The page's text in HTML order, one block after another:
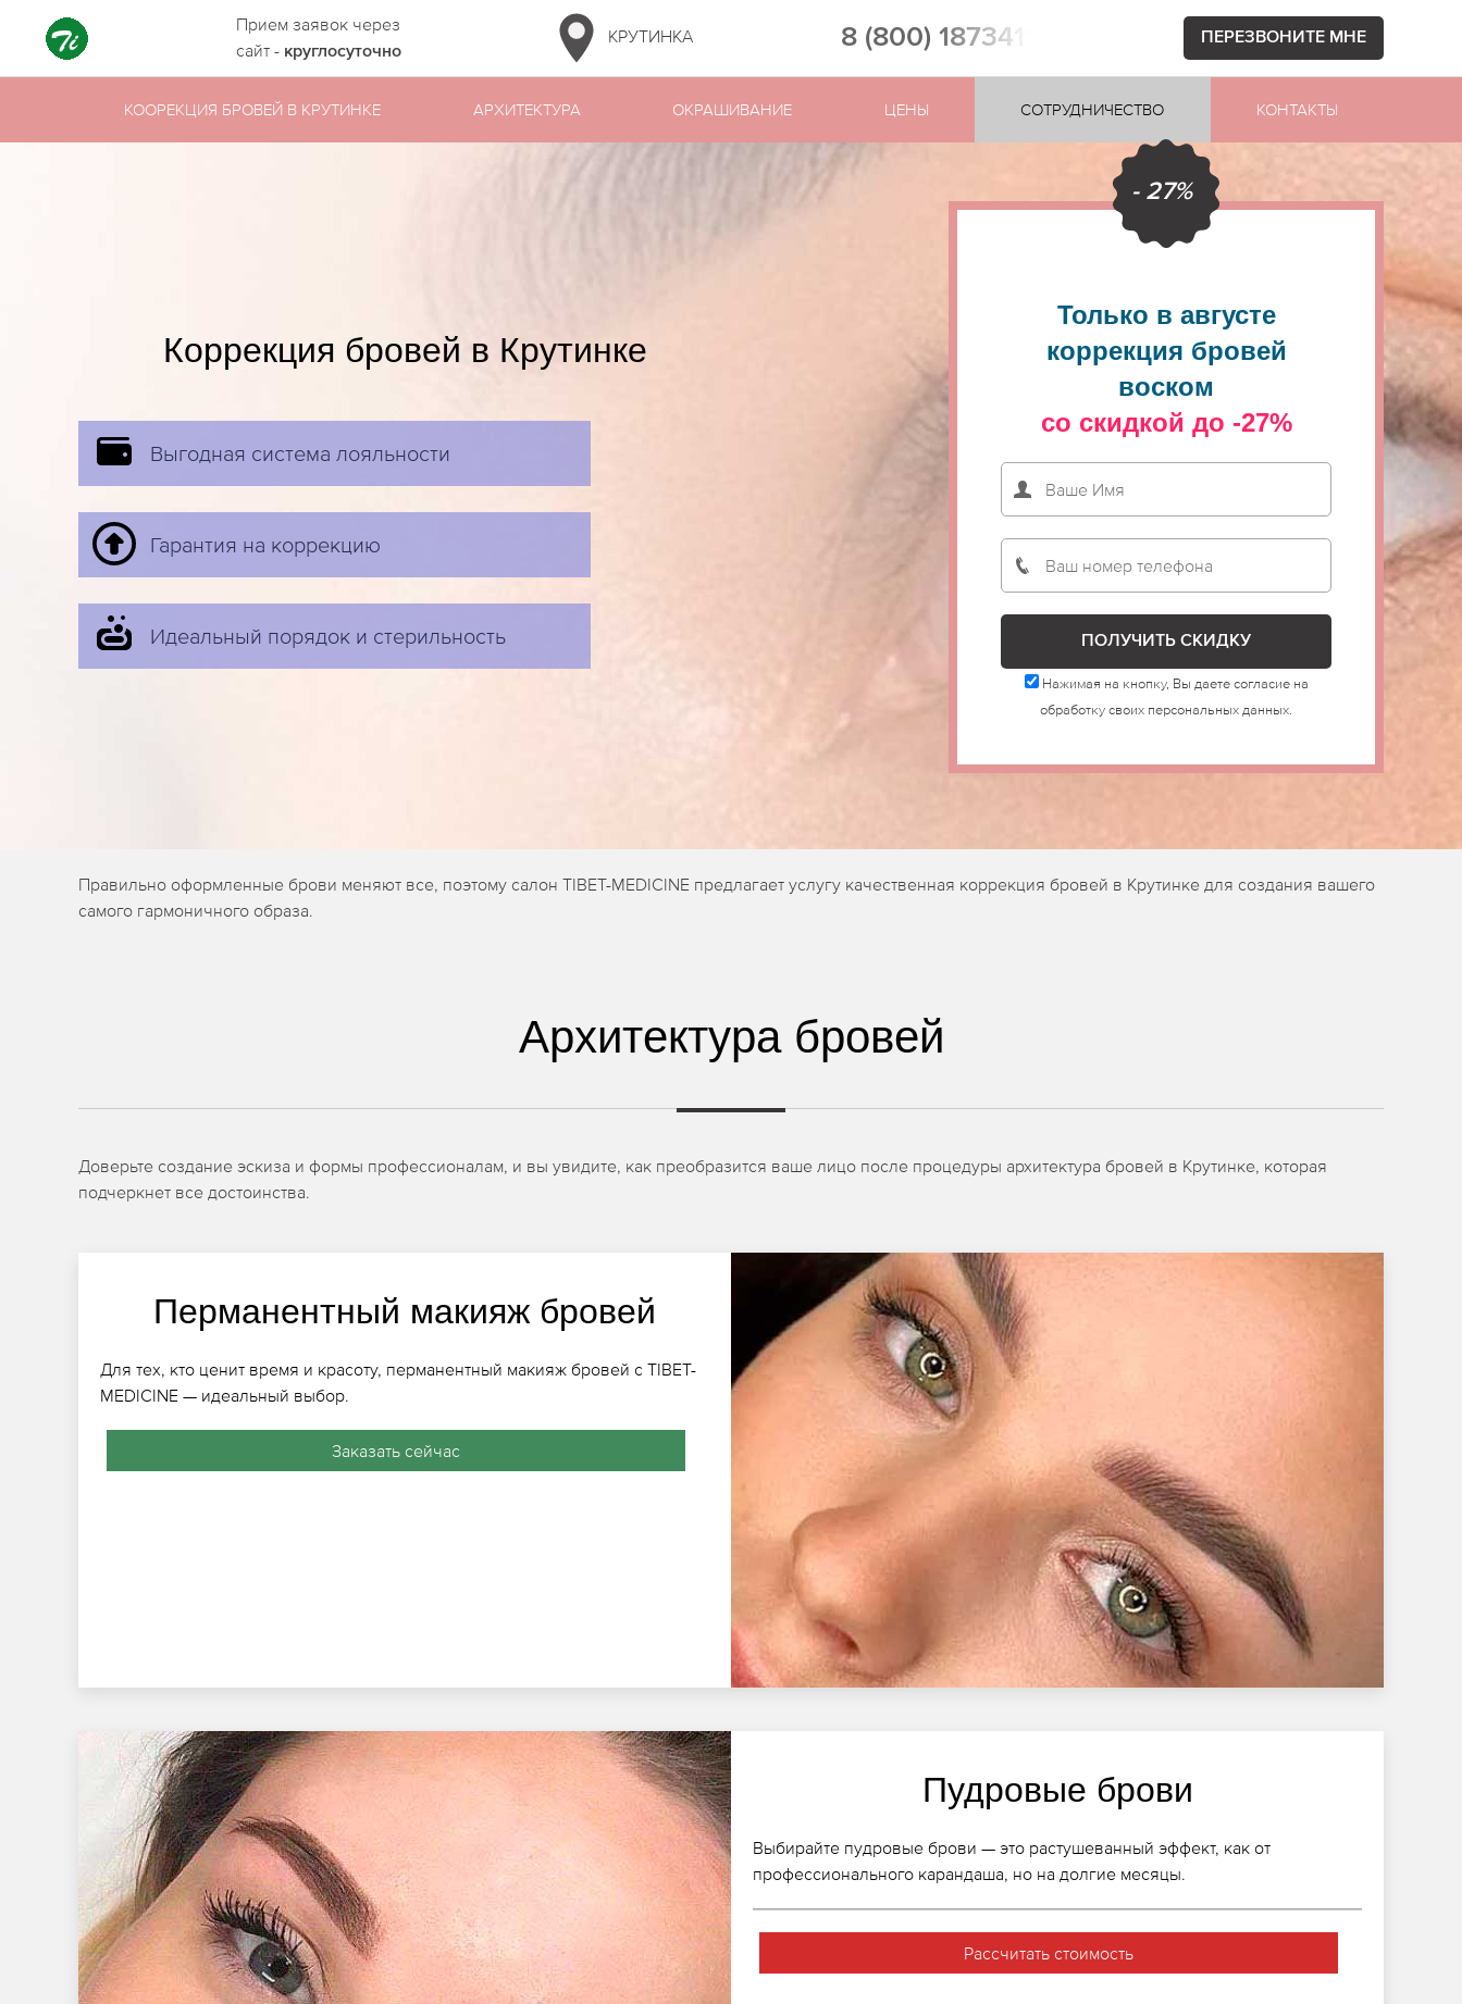
Прием заявок через
сайт - круглосуточно
КРУТИНКА 8 (800) 1873411 ПЕРЕЗВОНИТЕ МНЕ
КООРЕКЦИЯ БРОВЕЙ В КРУТИНКЕ АРХИТЕКТУРА ОКРАШИВАНИЕ ЦЕНЫ СОТРУДНИЧЕСТВО КОНТАКТЫ
Коррекция бровей в Крутинке
Выгодная система лояльности
Гарантия на коррекцию
Идеальный порядок и стерильность
- 27%
Только в августе
коррекция бровей
воском
со скидкой до -27%
Нажимая на кнопку, Вы даете согласие на
обработку своих персональных данных.
Правильно оформленные брови меняют все, поэтому салон TIBET-MEDICINE предлагает услугу качественная коррекция бровей в Крутинке для создания вашего
самого гармоничного образа.
Архитектура бровей
Доверьте создание эскиза и формы профессионалам, и вы увидите, как преобразится ваше лицо после процедуры архитектура бровей в Крутинке, которая
подчеркнет все достоинства.
Перманентный макияж бровей
Для тех, кто ценит время и красоту, перманентный макияж бровей с TIBET-
MEDICINE — идеальный выбор.
Заказать сейчас
Пудровые брови
Выбирайте пудровые брови — это растушеванный эффект, как от
профессионального карандаша, но на долгие месяцы.
Рассчитать стоимость